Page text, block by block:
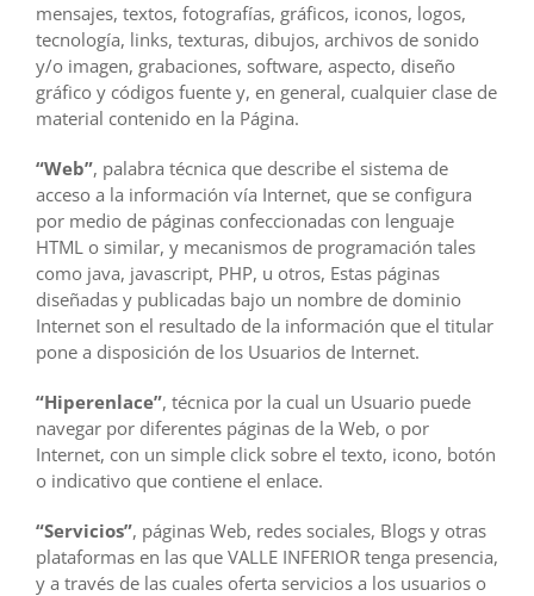
mensajes, textos, fotografías, gráficos, iconos, logos,
tecnología, links, texturas, dibujos, archivos de sonido
y/o imagen, grabaciones, software, aspecto, diseño
gráfico y códigos fuente y, en general, cualquier clase de
material contenido en la Página.
“Web”, palabra técnica que describe el sistema de
acceso a la información vía Internet, que se configura
por medio de páginas confeccionadas con lenguaje
HTML o similar, y mecanismos de programación tales
como java, javascript, PHP, u otros, Estas páginas
diseñadas y publicadas bajo un nombre de dominio
Internet son el resultado de la información que el titular
pone a disposición de los Usuarios de Internet.
“Hiperenlace”, técnica por la cual un Usuario puede
navegar por diferentes páginas de la Web, o por
Internet, con un simple click sobre el texto, icono, botón
o indicativo que contiene el enlace.
“Servicios”, páginas Web, redes sociales, Blogs y otras
plataformas en las que VALLE INFERIOR tenga presencia,
y a través de las cuales oferta servicios a los usuarios o